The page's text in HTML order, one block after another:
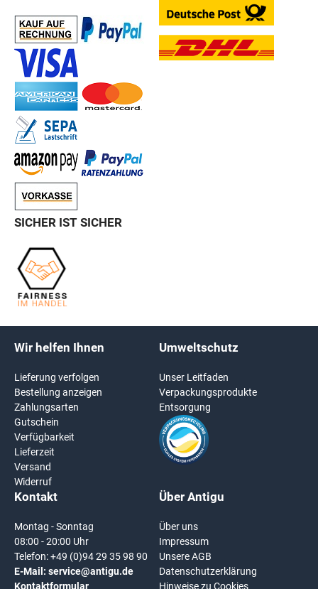
SICHER IST SICHER
Wir helfen Ihnen
Lieferung verfolgen
Bestellung anzeigen
Zahlungsarten
Gutschein
Verfügbarkeit
Lieferzeit
Versand
Widerruf
Umweltschutz
Unser Leitfaden
Verpackungsprodukte
Entsorgung
Kontakt
Montag - Sonntag
08:00 - 20:00 Uhr
Telefon:+49 (0)94 29 35 98 90
E-Mail: service@antigu.de
Kontaktformular
Über Antigu
Über uns
Impressum
Unsere AGB
Datenschutzerklärung
Hinweise zu Cookies